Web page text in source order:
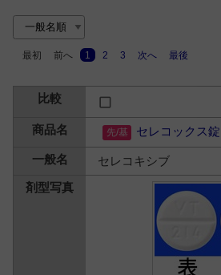
最初 前へ 1 2 3 次へ 最後
セレコックス
セレコキシブ